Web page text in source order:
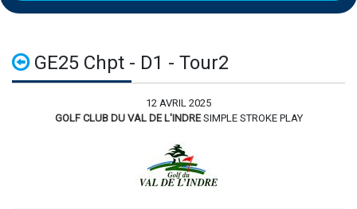
GE25 Chpt - D1 - Tour2
12 AVRIL 2025
GOLF CLUB DU VAL DE L'INDRE SIMPLE STROKE PLAY